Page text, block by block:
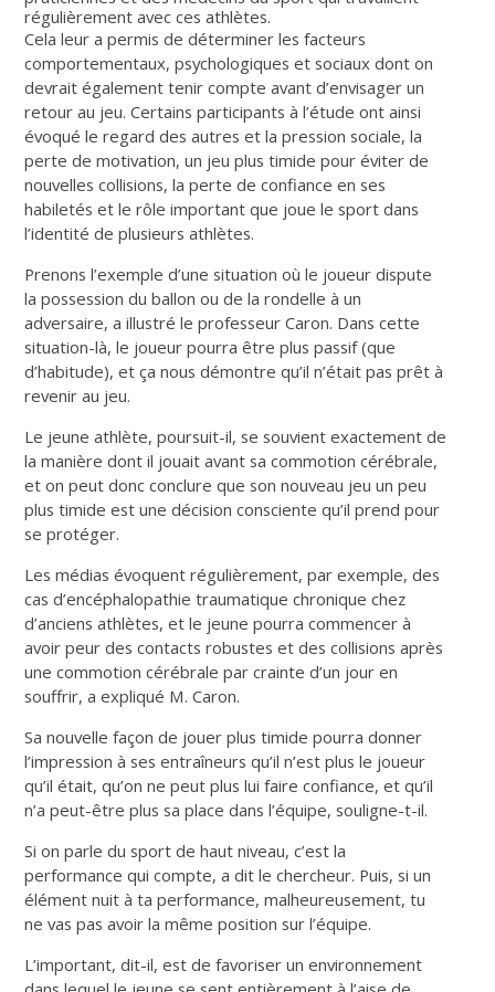
régulièrement avec ces athlètes.
Cela leur a permis de déterminer les facteurs
comportementaux, psychologiques et sociaux dont on
devrait également tenir compte avant d’envisager un
retour au jeu. Certains participants à l’étude ont ainsi
évoqué le regard des autres et la pression sociale, la
perte de motivation, un jeu plus timide pour éviter de
nouvelles collisions, la perte de confiance en ses
habiletés et le rôle important que joue le sport dans
l’identité de plusieurs athlètes.
Prenons l’exemple d’une situation où le joueur dispute
la possession du ballon ou de la rondelle à un
adversaire, a illustré le professeur Caron. Dans cette
situation-là, le joueur pourra être plus passif (que
d’habitude), et ça nous démontre qu’il n’était pas prêt à
revenir au jeu.
Le jeune athlète, poursuit-il, se souvient exactement de
la manière dont il jouaitavant sa commotion cérébrale,
et on peut donc conclure que son nouveau jeu un peu
plus timide est une décision consciente qu’il prend pour
se protéger.
Les médias évoquent régulièrement, par exemple, des
cas d’encéphalopathie traumatique chronique chez
d’anciens athlètes, et le jeune pourra commencer à
avoir peur des contacts robustes et des collisions après
une commotion cérébrale par crainte d’un jour en
souffrir, a expliqué M. Caron.
Sa nouvelle façon de jouer plus timide pourra donner
l’impression à ses entraîneurs qu’il n’est plus le joueur
qu’il était, qu’on ne peut plus lui faire confiance, et qu’il
n’a peut-être plus sa place dans l’équipe, souligne-t-il.
Si on parle du sport de haut niveau, c’est la
performance qui compte, a dit le chercheur. Puis, si un
élément nuit à ta performance, malheureusement, tu
ne vas pas avoir la même position sur l’équipe.
L’important, dit-il, est de favoriser un environnement